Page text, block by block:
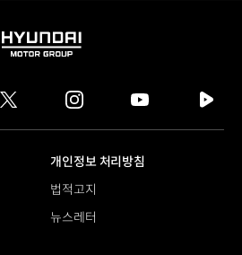
HYUNDAI
GROUP
twitter instagram
tv
개인정보 처리방침
법적고지
뉴스레터